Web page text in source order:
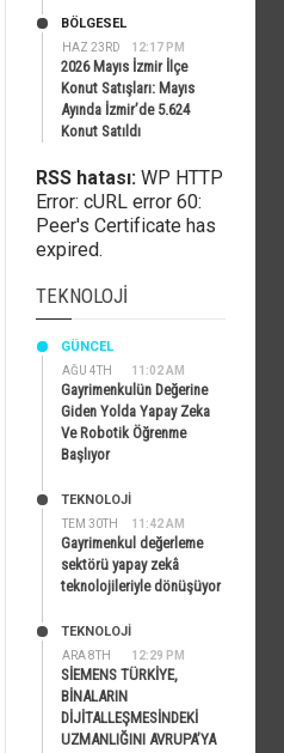
HAZ 23RD 12:17 PM
BÖLGESEL
2026 Mayıs İzmir İlçe
Konut Satışları: Mayıs
Ayında İzmir’de 5.624
Konut Satıldı
RSS hatası: WP HTTP
Error: cURL error 60:
Peer's Certificate has
expired.
TEKNOLOJI
AĞU 4TH 11:02 AM
GÜNCEL
Gayrimenkulün Değerine
Giden Yolda Yapay Zeka
Ve Robotik Öğrenme
Başlıyor
TEM 30TH 11:42 AM
TEKNOLOJİ
Gayrimenkul değerleme
sektörü yapay zekâ
teknolojileriyle dönüşüyor
ARA 8TH 12:29 PM
TEKNOLOJİ
SİEMENS TÜRKİYE,
BİNALARIN
DİJİTALLEŞMESİNDEKİ
UZMANLIĞINI AVRUPA’YA